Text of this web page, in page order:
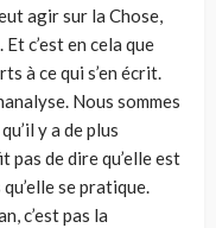
agir sur la Chose,
c’est en cela que
à ce qui s’en écrit.
Nous sommes
y a de plus
pas de dire qu’elle est
se pratique.
c’est pas la